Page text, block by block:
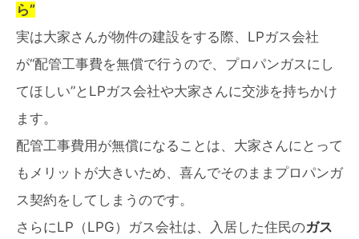
ら”
実は大家さんが物件の建設をする際、LPガス会社
が“配管工事費を無償で行うので、プロパンガスにし
てほしい”とLPガス会社や大家さんに交渉を持ちかけ
ます。
配管工事費用が無償になることは、大家さんにとって
もメリットが大きいため、喜んでそのままプロパンガ
ス契約をしてしまうのです。
さらにLP（LPG）ガス会社は、入居した住民のガス